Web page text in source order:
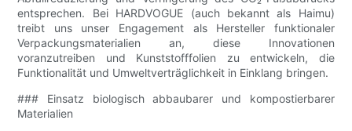
entsprechen. Bei HARDVOGUE (auch bekannt als Haimu)
treibt uns unser Engagement als Hersteller funktionaler
Verpackungsmaterialien an, diese Innovationen
voranzutreiben und Kunststofffolien zu entwickeln, die
Funktionalität und Umweltverträglichkeit in Einklang bringen.
### Einsatz biologisch abbaubarer und kompostierbarer
Materialien